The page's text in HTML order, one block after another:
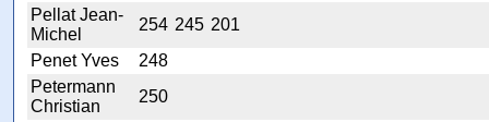
Pellat Jean-
Michel
254 245 201
Penet Yves
248
Petermann
Christian
250